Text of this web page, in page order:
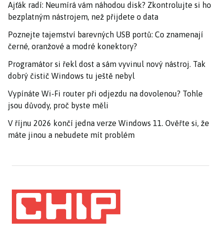
Ajťák radí: Neumírá vám náhodou disk? Zkontrolujte si ho
bezplatným nástrojem, než přijdete o data
Poznejte tajemství barevných USB portů: Co znamenají
černé, oranžové a modré konektory?
Programátor si řekl dost a sám vyvinul nový nástroj. Tak
dobrý čistič Windows tu ještě nebyl
Vypínáte Wi-Fi router při odjezdu na dovolenou? Tohle
jsou důvody, proč byste měli
V říjnu 2026 končí jedna verze Windows 11. Ověřte si, že
máte jinou a nebudete mít problém